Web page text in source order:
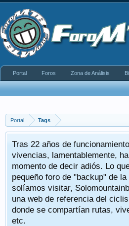
Portal Tags
Tras 22 años de
vivencias, lamentablemente,
momento de decir adiós. Lo
pequeño foro de "backup" de
solíamos visitar,
una web de referencia del
donde se compartían rutas,
etc.
Portal Foros Zona de Análisis